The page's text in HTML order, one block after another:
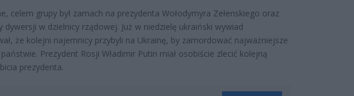
celem grupy był zamach na prezydenta Wołodymyra Zełenskiego oraz
dywersji w dzielnicy rządowej. Już w niedzielę ukraiński wywiad
że kolejni najemnicy przybyli na Ukrainę, by zamordować najważniejsze
Prezydent Rosji Władimir Putin miał osobiście zlecić kolejną
prezydenta.